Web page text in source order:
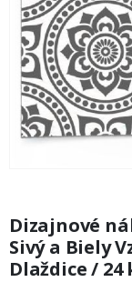
začiatok
galérie
obrázkov
Dizajnové
Sivý a Biely
Dlaždice / 24